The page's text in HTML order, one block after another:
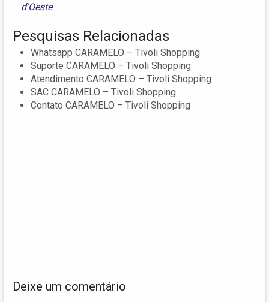
d'Oeste
Pesquisas Relacionadas
Whatsapp CARAMELO – Tivoli Shopping
Suporte CARAMELO – Tivoli Shopping
Atendimento CARAMELO – Tivoli Shopping
SAC CARAMELO – Tivoli Shopping
Contato CARAMELO – Tivoli Shopping
Deixe um comentário